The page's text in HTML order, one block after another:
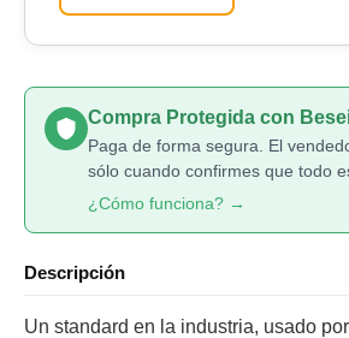
Compra Protegida con
Paga de forma segura. El
sólo cuando confirmes que todo
¿Cómo funciona? →
Descripción
Un standard en la industria, usado